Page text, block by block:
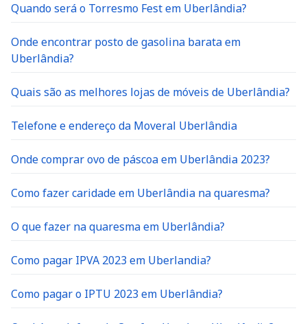
Quando será o Torresmo Fest em Uberlândia?
Onde encontrar posto de gasolina barata em
Uberlândia?
Quais são as melhores lojas de móveis de Uberlândia?
Telefone e endereço da Moveral Uberlândia
Onde comprar ovo de páscoa em Uberlândia 2023?
Como fazer caridade em Uberlândia na quaresma?
O que fazer na quaresma em Uberlândia?
Como pagar IPVA 2023 em Uberlandia?
Como pagar o IPTU 2023 em Uberlândia?